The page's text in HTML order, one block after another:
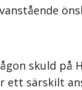
skuld på
ett särskilt